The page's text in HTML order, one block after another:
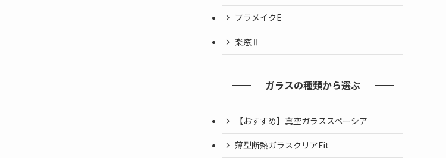
プラメイクE
楽窓Ⅱ
ガラスの種類から選ぶ
【おすすめ】真空ガラススペーシア
薄型断熱ガラスクリアFit